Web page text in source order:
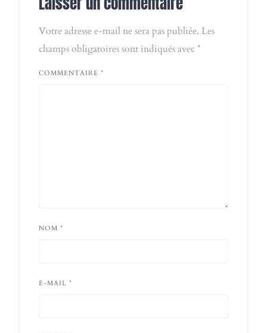
Votre adresse e-mail ne sera pas publiée. Les
champs obligatoires sont indiqués avec*
COMMENTAIRE *
NOM *
E-MAIL *